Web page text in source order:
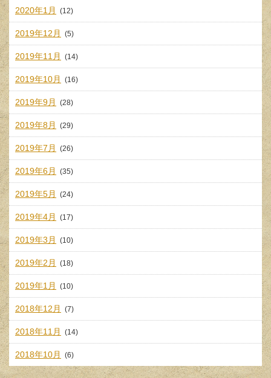
2020年1月 (12)
2019年12月 (5)
2019年11月 (14)
2019年10月 (16)
2019年9月 (28)
2019年8月 (29)
2019年7月 (26)
2019年6月 (35)
2019年5月 (24)
2019年4月 (17)
2019年3月 (10)
2019年2月 (18)
2019年1月 (10)
2018年12月 (7)
2018年11月 (14)
2018年10月 (6)